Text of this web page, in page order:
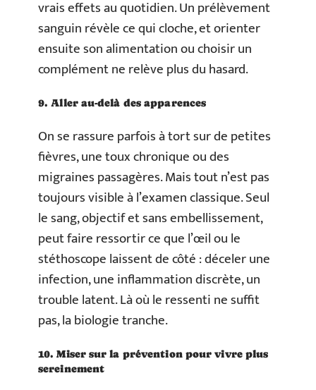
vrais effets au quotidien. Un prélèvement
sanguin révèle ce qui cloche, et orienter
ensuite son alimentation ou choisir un
complément ne relève plus du hasard.
9. Aller au-delà des apparences
On se rassure parfois à tort sur de petites
fièvres, une toux chronique ou des
migraines passagères. Mais tout n’est pas
toujours visible à l’examen classique. Seul
le sang, objectif et sans embellissement,
peut faire ressortir ce que l’œil ou le
stéthoscope laissent de côté : déceler une
infection, une inflammation discrète, un
trouble latent. Là où le ressenti ne suffit
pas, la biologie tranche.
10. Miser sur la prévention pour vivre plus
sereinement